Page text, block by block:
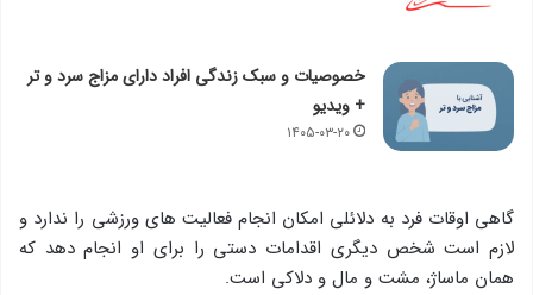
خصوصیات و سبک زندگی افراد دارای مزاج سرد و تر
+ ویدیو
۱۴۰۵-۰۳-۲۰
گاهی اوقات فرد به دلائلی امکان انجام فعالیت های ورزشی را ندارد و
لازم است شخص دیگری اقدامات دستی را برای او انجام دهد که
همان ماساژ، مشت و مال و دلاكی است.